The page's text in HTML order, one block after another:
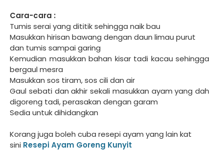
Cara-cara :
Tumis serai yang dititik sehingga naik bau
Masukkan hirisan bawang dengan daun limau purut
dan tumis sampai garing
Kemudian masukkan bahan kisar tadi kacau sehingga
bergaul mesra
Masukkan sos tiram, sos cili dan air
Gaul sebati dan akhir sekali masukkan ayam yang dah
digoreng tadi, perasakan dengan garam
Sedia untuk dihidangkan
Korang juga boleh cuba resepi ayam yang lain kat
sini Resepi Ayam Goreng Kunyit